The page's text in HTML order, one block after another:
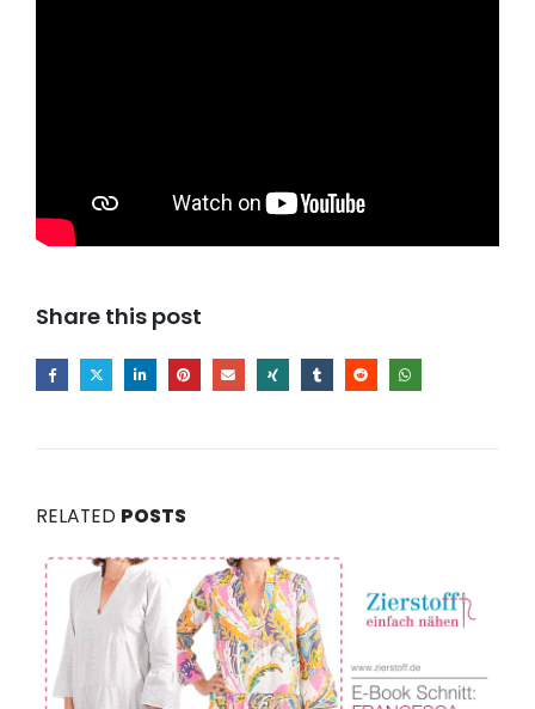
Share this post
RELATED POSTS